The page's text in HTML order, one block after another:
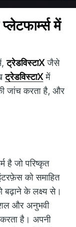
में
ट्रेडविस्टाXजैसे
ट्रेडविस्टाXमें
जांच करता है, और
है जो परिष्कृत
को समाहित
बढ़ाने के लक्ष्य से।
और अनुभवी
करता है। अपनी